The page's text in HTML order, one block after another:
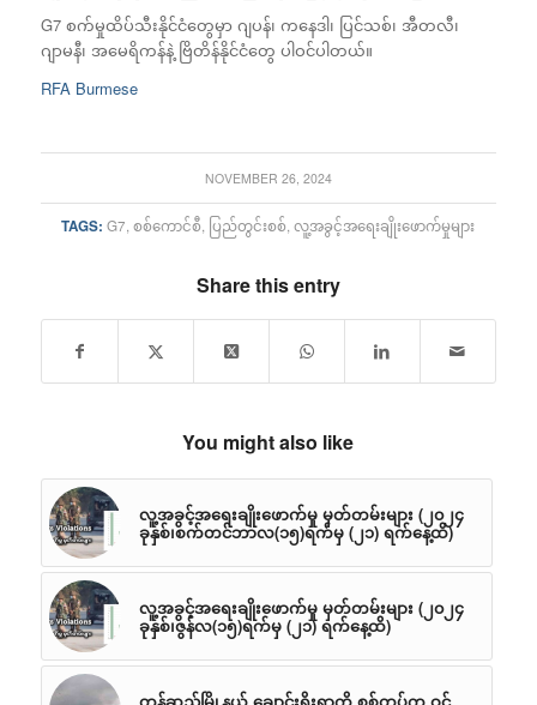
G7 စက်မှုထိပ်သီးနိုင်ငံတွေမှာ ဂျပန်၊ ကနေဒါ၊ ပြင်သစ်၊ အီတလီ၊
ဂျာမနီ၊ အမေရိကန်နဲ့ ဗြိတိန်နိုင်ငံတွေ ပါဝင်ပါတယ်။
RFA Burmese
NOVEMBER 26, 2024
TAGS: G7 ,စစ်ကောင်စီ ပြည်တွင်းစစ် ,လူ့အခွင့်အရေးချိုးဖောက်မှုများ
Share this entry
You might also like
လူ့အခွင့်အရေးချိုးဖောက်မှု မှတ်တမ်းများ (၂၀၂၄
ခုနှစ်၊စက်တင်ဘာလ(၁၅)ရက်မှ (၂၁) ရက်နေ့ထိ)
လူ့အခွင့်အရေးချိုးဖောက်မှု မှတ်တမ်းများ (၂၀၂၄
ခုနှစ်၊ဇွန်လ(၁၅)ရက်မှ (၂၁) ရက်နေ့ထိ)